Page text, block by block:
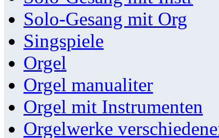
Solo-Gesang mit Org
Singspiele
Orgel
Orgel manualiter
Orgel mit Instrumenten
Orgelwerke